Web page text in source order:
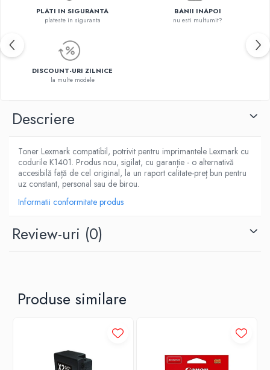
PLATI IN SIGURANTA
plateste in siguranta
BANII INAPOI
nu esti multumit?
DISCOUNT-URI ZILNICE
la multe modele
Descriere
Toner Lexmark compatibil, potrivit pentru imprimantele Lexmark cu
codurile K1401. Produs nou, sigilat, cu garanție - o alternativă
accesibilă față de cel original, la un raport calitate-preț bun pentru
uz constant, personal sau de birou.
Informatii conformitate produs
Review-uri (0)
Produse similare